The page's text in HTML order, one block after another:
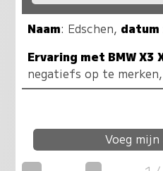
Naam: Edschen, datum
Ervaring met BMW X3
negatiefs op te
Voeg